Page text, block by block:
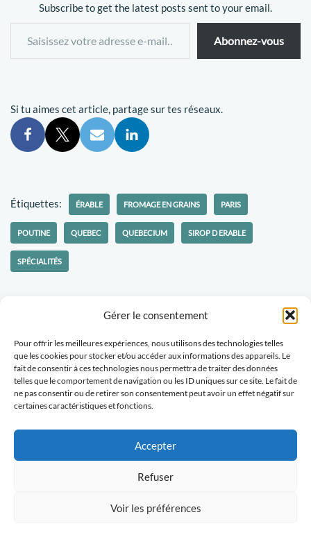
Gérer le consentement
Pour offrir les meilleures expériences, nous utilisons des technologies telles
que les cookies pour stocker et/ou accéder aux informations des appareils. Le
fait de consentir à ces technologies nous permettra de traiter des données
telles que le comportement de navigation ou les ID uniques sur ce site. Le fait de
ne pas consentir ou de retirer son consentement peut avoir un effet négatif sur
certaines caractéristiques et fonctions.
Accepter
Refuser
Voir les préférences
Subscribe to get the latest posts sent to your email.
Abonnez-vous
Si tu aimes cet article, partage sur tes réseaux.
Étiquettes: ÉRABLE FROMAGE EN GRAINS PARIS
POUTINE QUEBEC QUEBECIUM SIROP D ERABLE
SPÉCIALITÉS
Politique-confidentialités
Travaillons ensemble
Tu veux recevoir des nouvelles d'Escapades Amoureuses ?
partager mes plus belles découvertes